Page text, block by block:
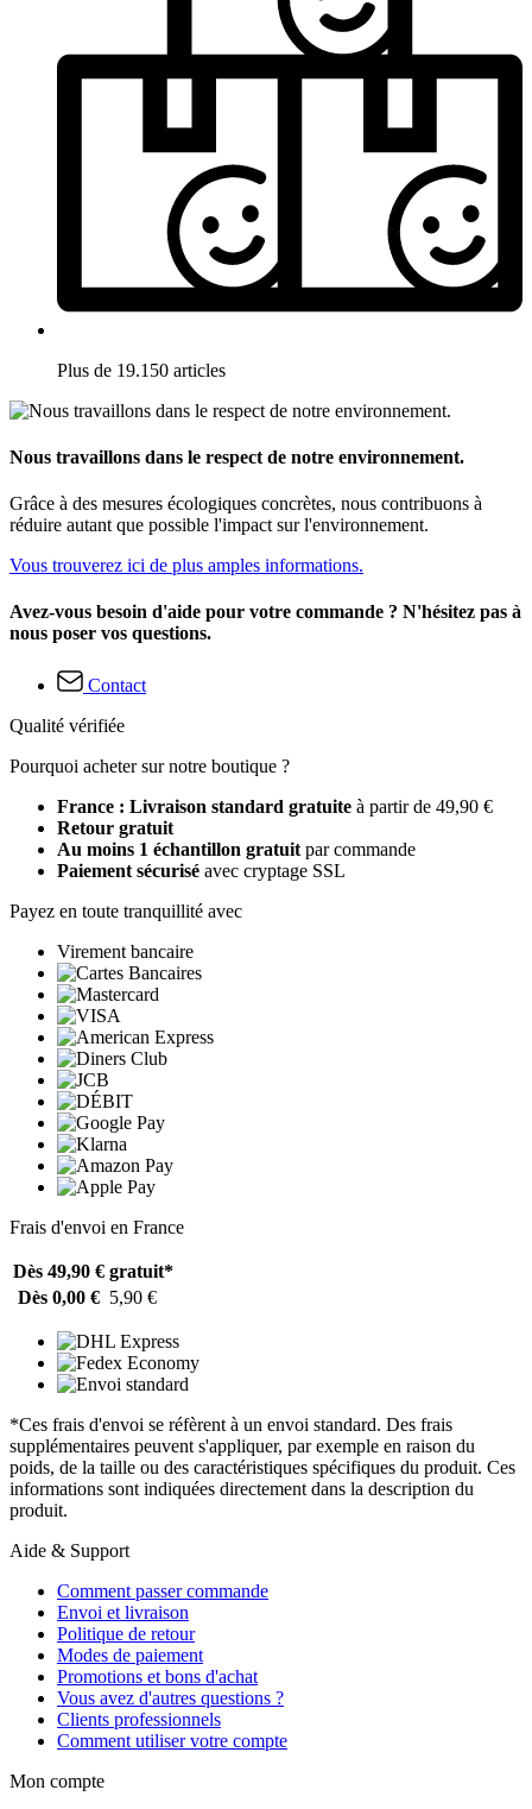
Plus de 19.150 articles
Nous travaillons dans le respect de notre environnement.
Grâce à des mesures écologiques concrètes, nous contribuons à
réduire autant que possible l'impact sur l'environnement.
Vous trouverez ici de plus amples informations.
Avez-vous besoin d'aide pour votre commande ? N'hésitez pas à
nous poser vos questions.
Contact
Qualité vérifiée
Pourquoi acheter sur notre boutique ?
France : Livraison standard gratuite à partir de 49,90 €
Retour gratuit
Au moins 1 échantillon gratuit par commande
Paiement sécurisé avec cryptage SSL
Payez en toute tranquillité avec
Virement bancaire
Frais d'envoi en France
Dès 49,90 € gratuit*
Dès 0,00 € 5,90 €
*Ces frais d'envoi se réfèrent à un envoi standard. Des frais
supplémentaires peuvent s'appliquer, par exemple en raison du
poids, de la taille ou des caractéristiques spécifiques du produit. Ces
informations sont indiquées directement dans la description du
produit.
Aide & Support
Comment passer commande
Envoi et livraison
Politique de retour
Modes de paiement
Promotions et bons d'achat
Vous avez d'autres questions ?
Clients professionnels
Comment utiliser votre compte
Mon compte